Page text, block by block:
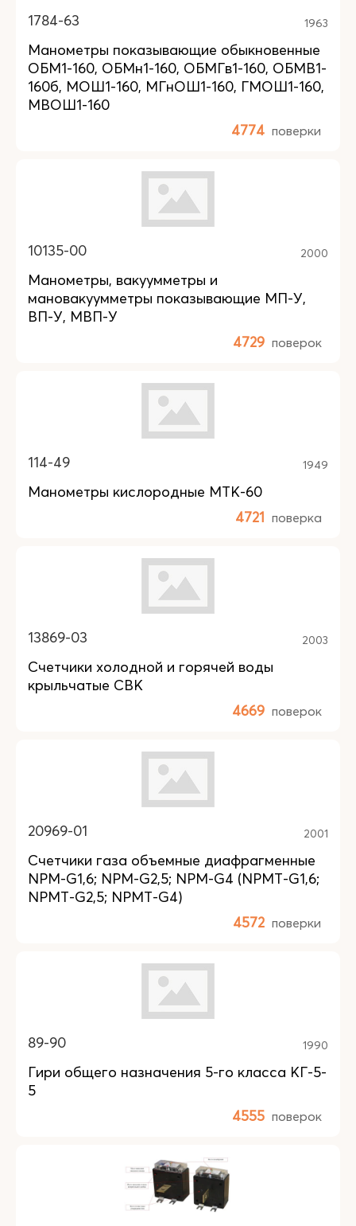
1784-63 1963
Манометры показывающие обыкновенные
ОБМ1-160, ОБМн1-160, ОБМГв1-160, ОБМВ1-
160б, МОШ1-160, МГнОШ1-160, ГМОШ1-160,
МВОШ1-160
4774 поверки
10135-00 2000
Манометры, вакуумметры и
мановакуумметры показывающие МП-У,
ВП-У, МВП-У
4729 поверок
114-49 1949
Манометры кислородные МТК-60
4721 поверка
13869-03 2003
Счетчики холодной и горячей воды
крыльчатые СВК
4669 поверок
20969-01 2001
Счетчики газа объемные диафрагменные
NPM-G1,6; NPM-G2,5; NPM-G4 (NPMT-G1,6;
NPMT-G2,5; NPMT-G4)
4572 поверки
89-90 1990
Гири общего назначения 5-го класса КГ-5-
5
4555 поверок